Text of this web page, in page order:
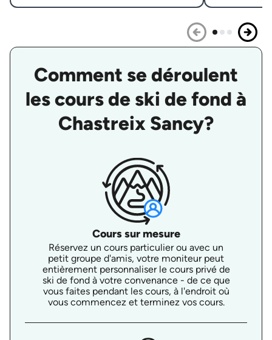
Comment se déroulent
les cours de ski de fond à
Chastreix Sancy?
Cours sur mesure
Réservez un cours particulier ou avec un
petit groupe d'amis, votre moniteur peut
entièrement personnaliser le cours privé de
ski de fond à votre convenance - de ce que
vous faites pendant les cours, à l'endroit où
vous commencez et terminez vos cours.